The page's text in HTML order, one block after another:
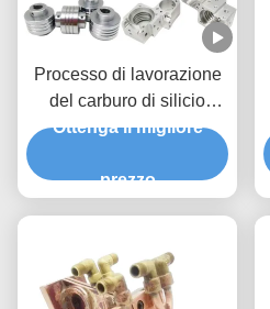
Processo di lavorazione
del carburo di silicio
Componenti in acciaio
Ottenga il migliore
prezzo